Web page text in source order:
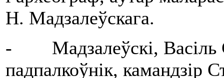
Н. Мадзалеўскага.
- Мадзалеўскі, Васіль
падпалкоўнік, камандзір